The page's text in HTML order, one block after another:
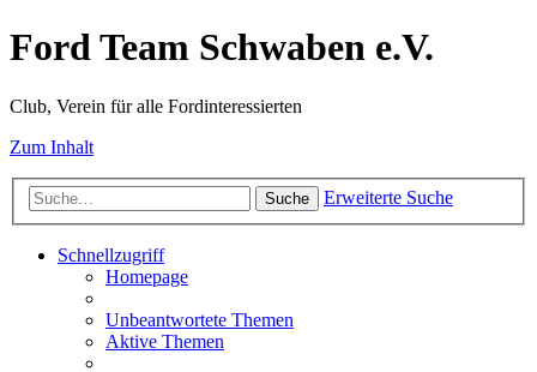
Ford Team Schwaben e.V.
Club, Verein für alle Fordinteressierten
Zum Inhalt
Suche Erweiterte Suche
Schnellzugriff
Homepage
Unbeantwortete Themen
Aktive Themen